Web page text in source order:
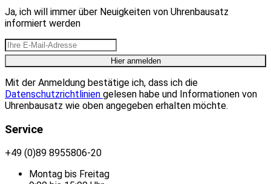
Ja, ich will immer über Neuigkeiten von Uhrenbausatz
informiert werden
Mit der Anmeldung bestätige ich, dass ich die
Datenschutzrichtlinien gelesen habe und Informationen von
Uhrenbausatz wie oben angegeben erhalten möchte.
Service
+49 (0)89 8955806-20
Montag bis Freitag